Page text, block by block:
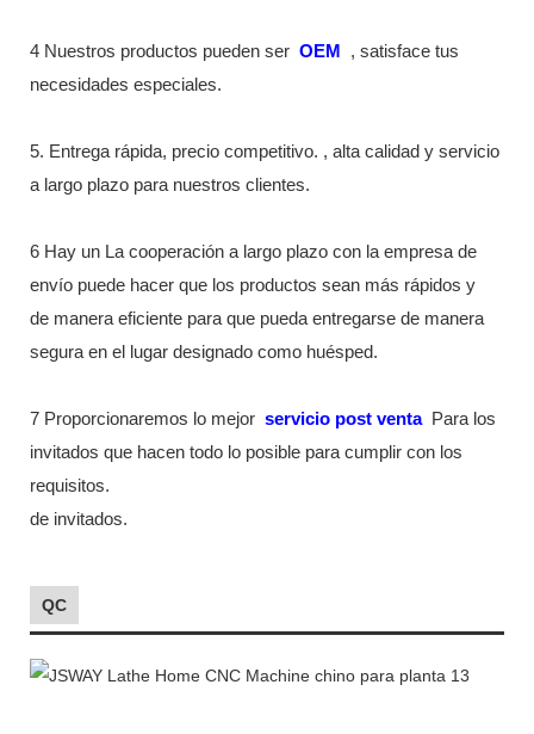
4 Nuestros productos pueden ser OEM
, satisface tus
necesidades especiales.
5. Entrega rápida, precio competitivo. , alta calidad y servicio
a largo plazo para nuestros clientes.
6 Hay un La cooperación a largo plazo con la empresa de
envío puede hacer que los productos sean más rápidos y
de manera eficiente para que pueda entregarse de manera
segura en el lugar designado como huésped.
7 Proporcionaremos lo mejor servicio post venta Para los
invitados que hacen todo lo posible para cumplir con los
requisitos.
de invitados.
QC